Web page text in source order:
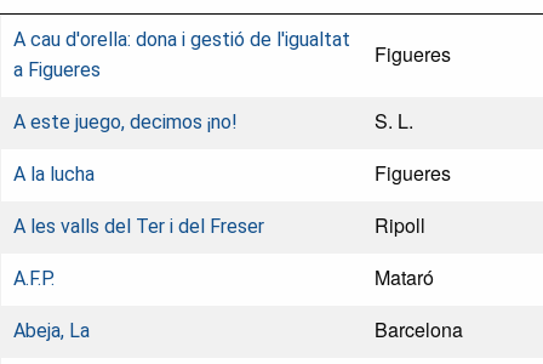
A cau d'orella: dona i gestió de l'igualtat
a Figueres
Figueres
A este juego, decimos ¡no! S. L.
A la lucha Figueres
A les valls del Ter i del Freser Ripoll
A.F.P. Mataró
Abeja, La Barcelona